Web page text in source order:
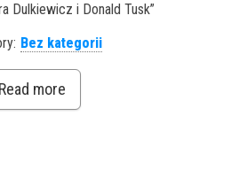
Dulkiewicz i Donald Tusk”
Bez kategorii
Read more